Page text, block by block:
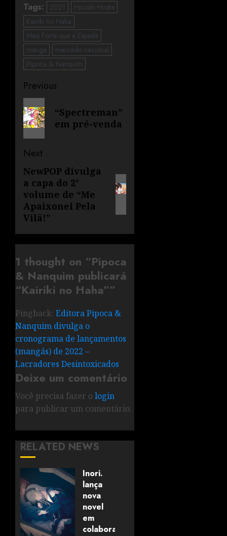
Tags: 2021
Hiroshi Hirata
Kairiki no Haha
Mais Forte que a Espada
manga
mercado nacional
Pipoca & Nanquim
Previous
“Spectreman”
em pré-venda
Next
NewPOP divulga
a capa do 2°
volume de “Me
Apaixonei Pela
Vilã!”
1 thought on “Pipoca
& Nanquim publicará
“Kairiki no Haha””
Pingback: Editora Pipoca &
Nanquim divulga o
cronograma de lançamentos
(mangás) de 2022 –
Lacradores Desintoxicados
Deixe um comentário
Você precisa fazer o login
para publicar um comentário.
RELATED NEWS
Inori.
lança
nova
novel
em
colaboração